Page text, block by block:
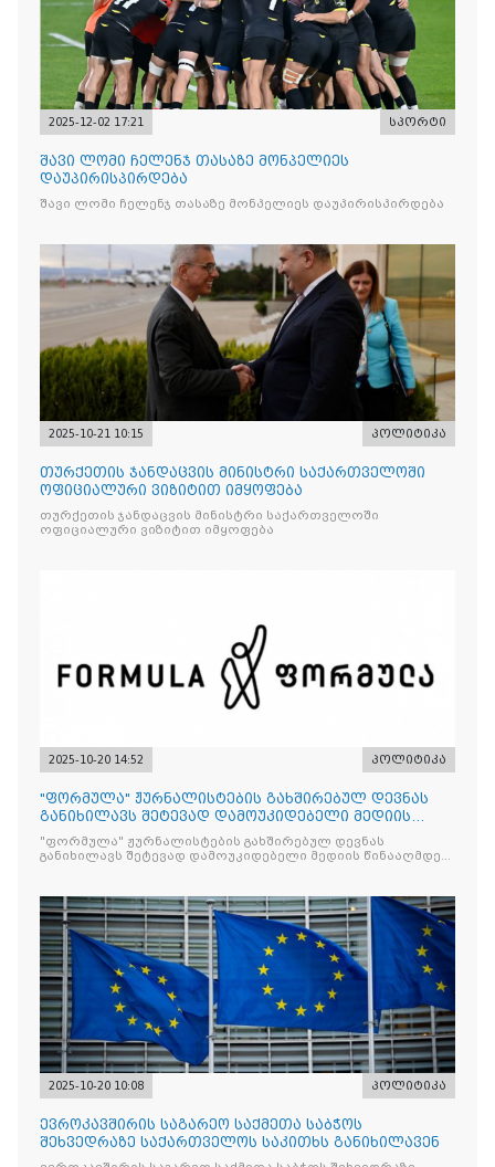
2025-12-02 17:21 სპორტი
შავი ლომი ჩელენჯ თასაზე მონპელიეს
დაუპირისპირდება
შავი ლომი ჩელენჯ თასაზე მონპელიეს დაუპირისპირდება
2025-10-21 10:15 პოლიტიკა
თურქეთის ჯანდაცვის მინისტრი საქართველოში
ოფიციალური ვიზიტით იმყოფება
თურქეთის ჯანდაცვის მინისტრი საქართველოში
ოფიციალური ვიზიტით იმყოფება
2025-10-20 14:52 პოლიტიკა
"ფორმულა" ჟურნალისტების გახშირებულ დევნას
განიხილავს შეტევად დამოუკიდებელი მედიის
წინააღმდ
"ფორმულა" ჟურნალისტების გახშირებულ დევნას
განიხილავს შეტევად დამოუკიდებელი მედიის წინააღმდეგ,
2025-10-20 10:08 პოლიტიკა
ევროკავშირის საგარეო საქმეთა საბჭოს
შეხვედრაზე საქართველოს საკითხს განიხილავენ